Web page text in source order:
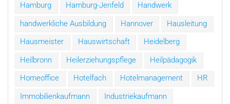
Hamburg
Hamburg-Jenfeld
Handwerk
handwerkliche Ausbildung
Hannover
Hausleitung
Hausmeister
Hauswirtschaft
Heidelberg
Heilbronn
Heilerziehungspflege
Heilpädagogik
Homeoffice
Hotelfach Hotelmanagement
HR
Immobilienkaufmann
Industriekaufmann